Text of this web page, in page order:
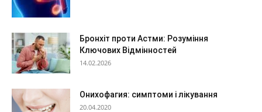
Бронхіт проти Астми: Розуміння
Ключових Відмінностей
14.02.2026
Онихофагия: симптоми і лікування
20.04.2020